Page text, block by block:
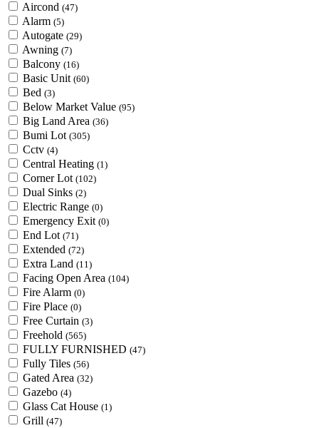
Aircond (47)
Alarm (5)
Autogate (29)
Awning (7)
Balcony (16)
Basic Unit (60)
Bed (3)
Below Market Value (95)
Big Land Area (36)
Bumi Lot (305)
Cctv (4)
Central Heating (1)
Corner Lot (102)
Dual Sinks (2)
Electric Range (0)
Emergency Exit (0)
End Lot (71)
Extended (72)
Extra Land (11)
Facing Open Area (104)
Fire Alarm (0)
Fire Place (0)
Free Curtain (3)
Freehold (565)
FULLY FURNISHED (47)
Fully Tiles (56)
Gated Area (32)
Gazebo (4)
Glass Cat House (1)
Grill (47)